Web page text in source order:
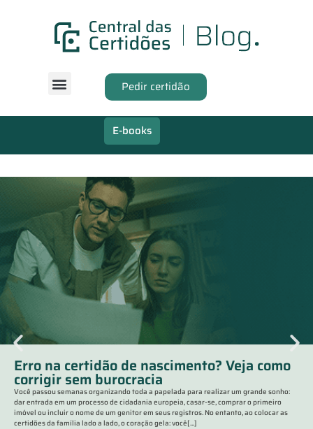
Pedir certidão
E-books
Erro na certidão de nascimento? Veja como
corrigir sem burocracia
Você passou semanas organizando toda a papelada para realizar um grande sonho:
dar entrada em um processo de cidadania europeia, casar-se, comprar o primeiro
imóvel ou incluir o nome de um genitor em seus registros. No entanto, ao colocar as
certidões da família lado a lado, o coração gela: você[...]